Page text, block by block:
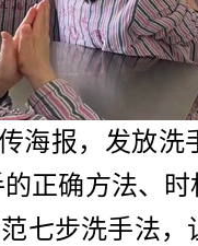
海报，发放
正确方法、
七步洗手法